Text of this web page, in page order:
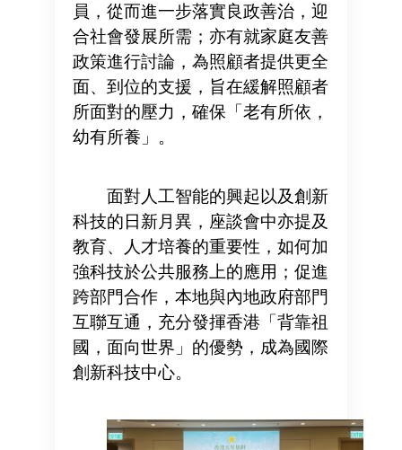
員，從而進一步落實良政善治，迎
合社會發展所需；亦有就家庭友善
政策進行討論，為照顧者提供更全
面、到位的支援，旨在緩解照顧者
所面對的壓力，確保「老有所依，
幼有所養」。
面對人工智能的興起以及創新
科技的日新月異，座談會中亦提及
教育、人才培養的重要性，如何加
強科技於公共服務上的應用；促進
跨部門合作，本地與內地政府部門
互聯互通，充分發揮香港「背靠祖
國，面向世界」的優勢，成為國際
創新科技中心。